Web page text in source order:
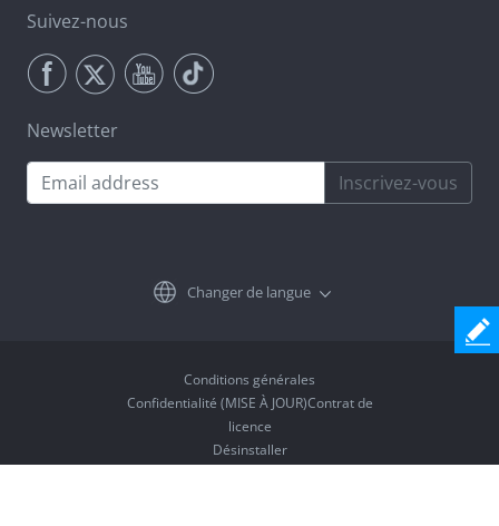
Suivez-nous
Newsletter
Inscrivez-vous
Changer de langue
Conditions générales
Confidentialité (MISE À JOUR)Contrat de
licence
Désinstaller